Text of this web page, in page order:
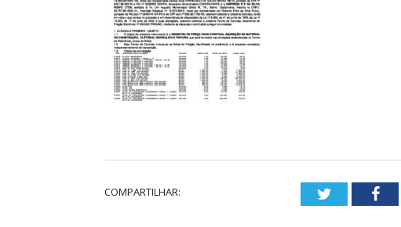
COMPARTILHAR: Twitter